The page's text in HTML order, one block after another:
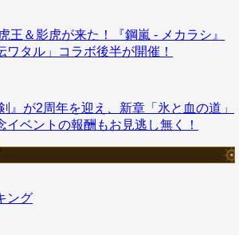
王＆影虎が来た！『鋼嵐 - メカラシ』
ワタル」コラボ後半が開催！
』が2周年を迎え、新章「氷と血の道」
イベントの報酬もお見逃し無く！
ング